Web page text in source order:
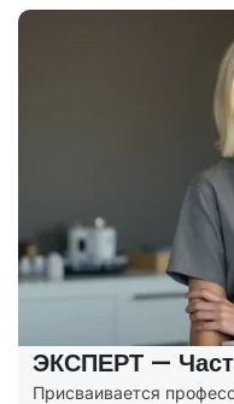
ЭКСПЕРТ —
Присваивается